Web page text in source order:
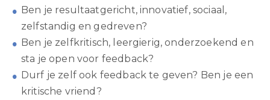
Ben je resultaatgericht, innovatief, sociaal,
zelfstandig en gedreven?
Ben je zelfkritisch, leergierig, onderzoekend en
sta je open voor feedback?
Durf je zelf ook feedback te geven? Ben je een
kritische vriend?